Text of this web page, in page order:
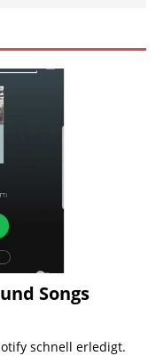
Songs
schnell erledigt.